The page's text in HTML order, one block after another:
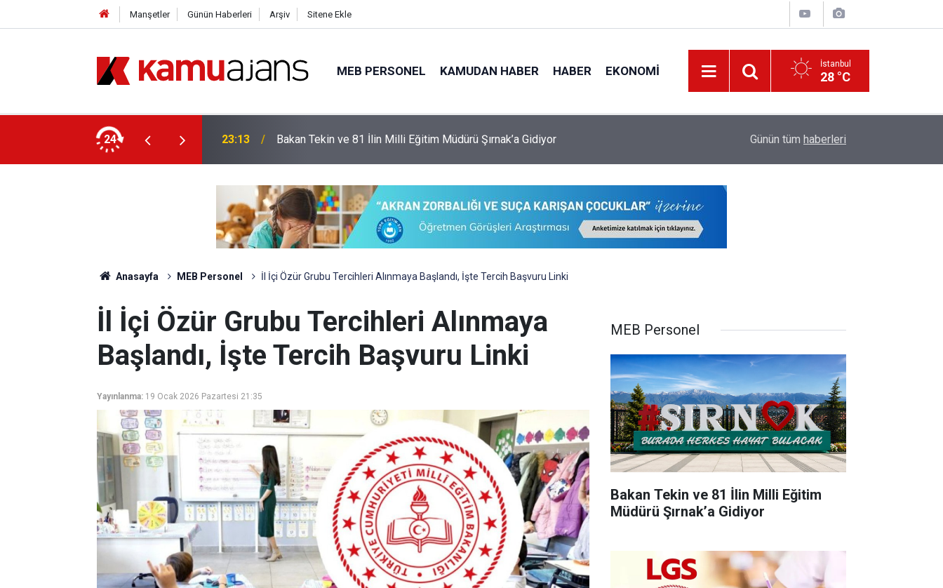
Manşetler Günün Haberleri Arşiv Sitene Ekle
MEB PERSONEL KAMUDAN HABER HABER EKONOMI İstanbul
28 °C
24
Üyesi Alacak: İşte Bölüm Bölüm Tüm
23:13 Bakan Tekin ve 81 İlin Milli Eğitim Müdürü Şırnak’a Gidiyor LGS'de İstanbul'un Şampiyon Okulları Belli Oldu!
Günün tüm haberleri
Anasayfa MEB Personel İl İçi Özür Grubu Tercihleri Alınmaya Başlandı, İşte Tercih Başvuru Linki
İl İçi Özür Grubu Tercihleri Alınmaya
Başlandı, İşte Tercih Başvuru Linki
Yayınlanma: 19 Ocak 2026 Pazartesi 21:35
MEB Personel
Bakan Tekin ve 81 İlin Milli Eğitim
Müdürü Şırnak’a Gidiyor